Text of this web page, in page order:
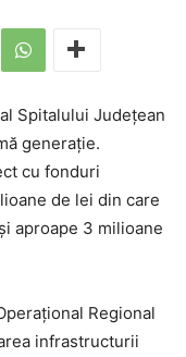
Spitalului Județean
generație.
cu fonduri
de lei din care
aproape 3 milioane
Regional
infrastructurii